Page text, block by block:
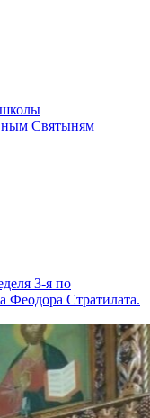
школы
Святыням
3-я по
Феодора Стратилата.